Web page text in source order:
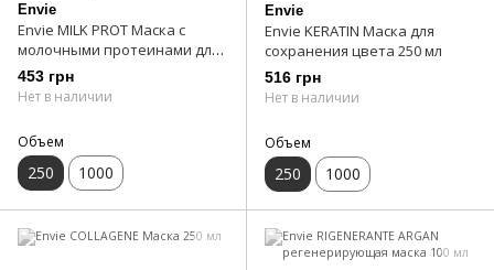
Envie
Envie MILK PROT Маска с
молочными протеинами для
кудрявых волос 250 мл
453 грн
Нет в наличии
Объем
250 1000
Envie
Envie KERATIN Маска для
сохранения цвета 250 мл
516 грн
Нет в наличии
Объем
250 1000